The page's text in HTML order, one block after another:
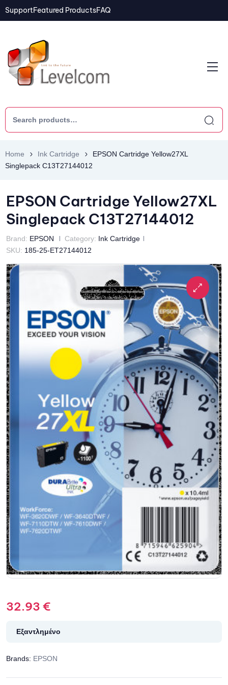
SupportFeatured ProductsFAQ
Home Ink Cartridge
EPSON Cartridge Yellow27XL
Singlepack C13T27144012
EPSON Cartridge Yellow27XL
Singlepack C13T27144012
Brand: EPSON Category: Ink Cartridge
SKU: 185-25-ET27144012
32.93 €
Εξαντλημένο
Brands: EPSON